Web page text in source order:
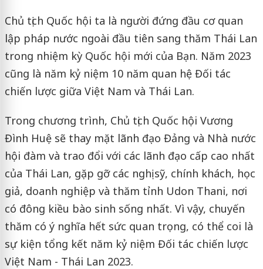
Chủ tịch Quốc hội ta là người đứng đầu cơ quan
lập pháp nước ngoài đầu tiên sang thăm Thái Lan
trong nhiệm kỳ Quốc hội mới của Bạn. Năm 2023
cũng là năm kỷ niệm 10 năm quan hệ Đối tác
chiến lược giữa Việt Nam và Thái Lan.
Trong chương trình, Chủ tịch Quốc hội Vương
Đình Huệ sẽ thay mặt lãnh đạo Đảng và Nhà nước
hội đàm và trao đổi với các lãnh đạo cấp cao nhất
của Thái Lan, gặp gỡ các nghị sỹ, chính khách, học
giả, doanh nghiệp và thăm tỉnh Udon Thani, nơi
có đông kiều bào sinh sống nhất. Vì vậy, chuyến
thăm có ý nghĩa hết sức quan trọng, có thể coi là
sự kiện tổng kết năm kỷ niệm Đối tác chiến lược
Việt Nam - Thái Lan 2023.